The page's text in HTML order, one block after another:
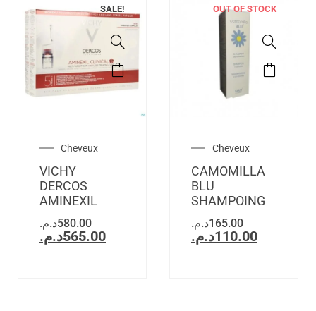
SALE!
Cheveux
VICHY
DERCOS
AMINEXIL
580.00د.م.
565.00د.م.
OUT OF STOCK
Cheveux
CAMOMILLA
BLU
SHAMPOING
165.00د.م.
110.00د.م.